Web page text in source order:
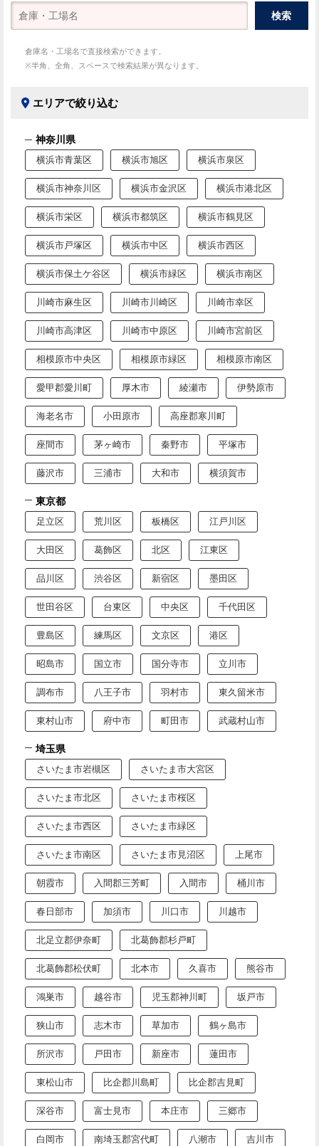
倉庫名・工場名で直接検索ができます。
※半角、全角、スペースで検索結果が異なります。
エリアで絞り込む
神奈川県
横浜市青葉区 横浜市旭区 横浜市泉区
横浜市神奈川区 横浜市金沢区 横浜市港北区
横浜市栄区 横浜市都筑区 横浜市鶴見区
横浜市戸塚区 横浜市中区 横浜市西区
横浜市保土ケ谷区 横浜市緑区 横浜市南区
川崎市麻生区 川崎市川崎区 川崎市幸区
川崎市高津区 川崎市中原区 川崎市宮前区
相模原市中央区 相模原市緑区 相模原市南区
愛甲郡愛川町 厚木市 綾瀬市 伊勢原市
海老名市 小田原市 高座郡寒川町
座間市 茅ヶ崎市 秦野市 平塚市
藤沢市 三浦市 大和市 横須賀市
東京都
足立区 荒川区 板橋区 江戸川区
大田区 葛飾区 北区 江東区
品川区 渋谷区 新宿区 墨田区
世田谷区 台東区 中央区 千代田区
豊島区 練馬区 文京区 港区
昭島市 国立市 国分寺市 立川市
調布市 八王子市 羽村市 東久留米市
東村山市 府中市 町田市 武蔵村山市
埼玉県
さいたま市岩槻区 さいたま市大宮区
さいたま市北区 さいたま市桜区
さいたま市西区 さいたま市緑区
さいたま市南区 さいたま市見沼区 上尾市
朝霞市 入間郡三芳町 入間市 桶川市
春日部市 加須市 川口市 川越市
北足立郡伊奈町 北葛飾郡杉戸町
北葛飾郡松伏町 北本市 久喜市 熊谷市
鴻巣市 越谷市 児玉郡神川町 坂戸市
狭山市 志木市 草加市 鶴ヶ島市
所沢市 戸田市 新座市 蓮田市
東松山市 比企郡川島町 比企郡吉見町
深谷市 富士見市 本庄市 三郷市
白岡市 南埼玉郡宮代町 八潮市 吉川市